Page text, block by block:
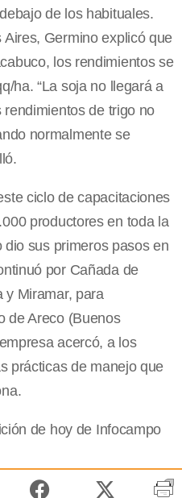
de los habituales.
Germino explicó que
los rendimientos se
ha. “La soja no llegará a
de trigo no
normalmente se
ciclo de capacitaciones
productores en toda la
sus primeros pasos en
por Cañada de
y Miramar, para
de Areco (Buenos
acercó, a los
prácticas de manejo que
de hoy de Infocampo